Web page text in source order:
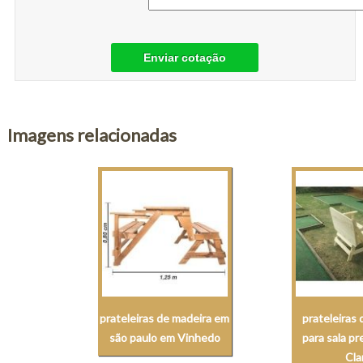
Enviar cotação
Imagens relacionadas
prateleiras de madeira em
são paulo em Vinhedo
prateleiras
para sala